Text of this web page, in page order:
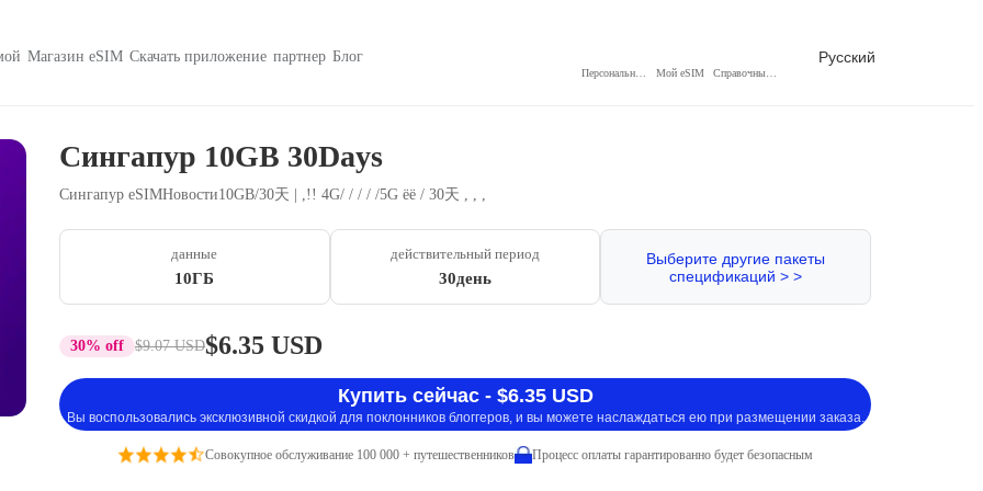
Магазин eSIM Скачать приложение партнер Блог
Мой eSIM
Русский
Сингапур 10GB 30Days
Сингапур eSIMНовости10GB/30天 | ,!! 4G/ / / / /5G ëë / 30天 , , ,
данные
10ГБ
действительный период
30день
Выберите другие пакеты
спецификаций > >
30% off $9.07 USD$6.35 USD
Купить сейчас - $6.35 USD
Вы воспользовались эксклюзивной скидкой для поклонников блоггеров, и вы можете наслаждаться ею при размещении заказа.
Совокупное обслуживание 100 000 + путешественников Процесс оплаты гарантированно будет безопасным